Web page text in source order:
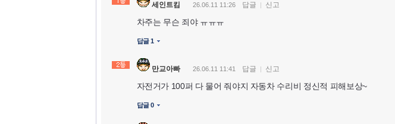
세인트킴 26.06.11 11:26 답글 신고
차주는 무슨 죄야 ㅠㅠㅠ
답글 1
만교아빠 26.06.11 11:41 답글 신고
자전거가 100퍼 다 물어 줘야지 자동차 수리비 정신적 피해보상~
답글 0